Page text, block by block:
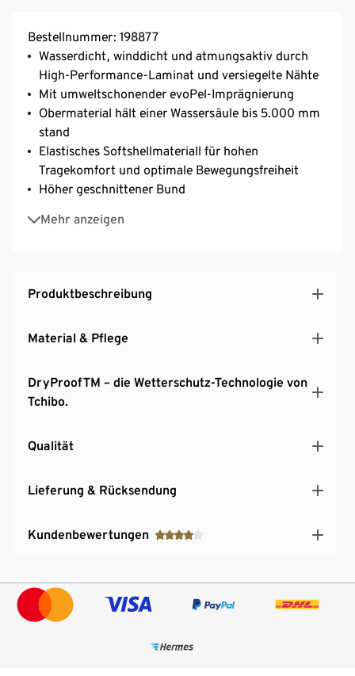
Bestellnummer: 198877
Wasserdicht, winddicht und atmungsaktiv durch
High-Performance-Laminat und versiegelte Nähte
Mit umweltschonender evoPel-Imprägnierung
Obermaterial hält einer Wassersäule bis 5.000 mm
stand
Elastisches Softshellmateriall für hohen
Tragekomfort und optimale Bewegungsfreiheit
Höher geschnittener Bund
Mehr anzeigen
Bund mit Klettverschluss zur Weitenregulierung
Verdeckter Reißverschluss, 1 Haken und
Wasserdichter Schneefang mit rutschhemmender
Produktbeschreibung
Material & Pflege
DryProofTM – die Wetterschutz-Technologie von
Tchibo.
Qualität
Lieferung & Rücksendung
Kundenbewertungen